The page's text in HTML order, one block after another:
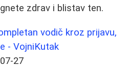
zdrav i blistav ten.
vodič kroz prijavu,
- VojniKutak
27